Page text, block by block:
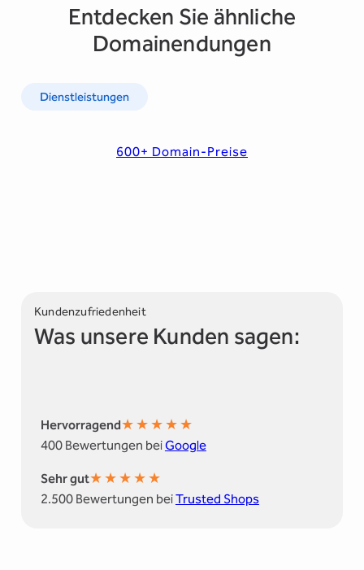
Entdecken Sie ähnliche
Domainendungen
Dienstleistungen
600+ Domain-Preise
Kundenzufriedenheit
Was unsere Kunden sagen:
Hervorragend★★★★★
400 Bewertungen beiGoogle
Sehr gut★★★★★
2.500 Bewertungen beiTrusted Shops